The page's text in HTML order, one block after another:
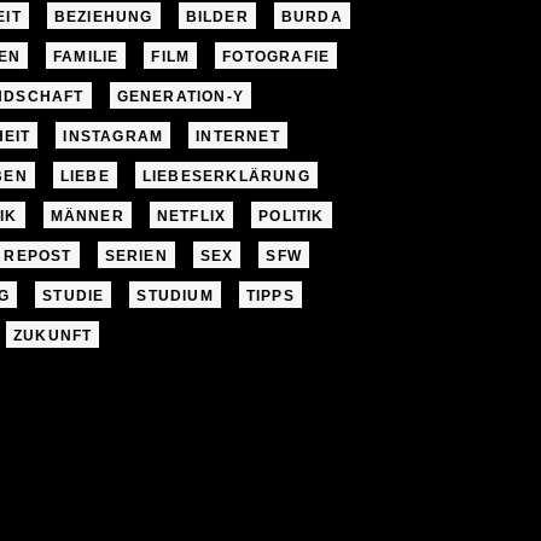
BEZIEHUNG BILDER BURDA
FAMILIE FILM FOTOGRAFIE
GENERATION-Y
INSTAGRAM INTERNET
LIEBE LIEBESERKLÄRUNG
MÄNNER NETFLIX POLITIK
REPOST SERIEN SEX SFW
STUDIE STUDIUM TIPPS
ZUKUNFT